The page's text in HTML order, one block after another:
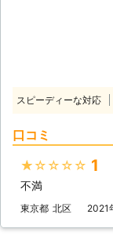
スピーディーな対応
口コミ
★★★★★ 1
不満
東京都 北区 2021